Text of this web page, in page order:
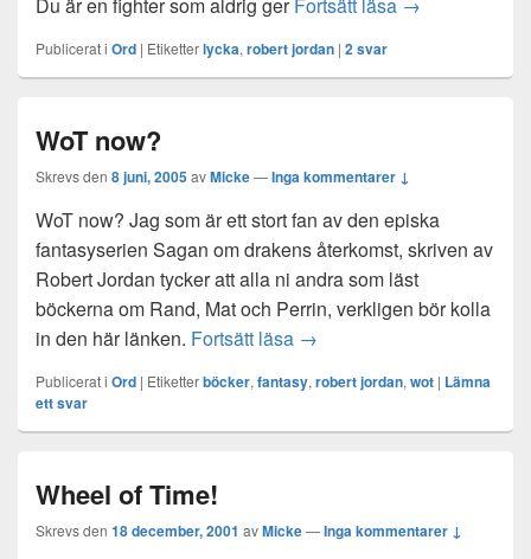
Du är en fighter som aldrig ger Fortsätt läsa →
Publicerat i Ord | Etiketterlycka,robert jordan | 2svar
WoT now?
Skrevs den 8 juni, 2005avMicke—Inga kommentarer ↓
WoT now? Jag som är ett stort fan av den episka
fantasyserien Sagan om drakens återkomst, skriven av
Robert Jordan tycker att alla ni andra som läst
böckerna om Rand, Mat och Perrin, verkligen bör kolla
in den här länken. Fortsätt läsa WoT now?
→
Publicerat i Ord | Etiketterböcker,fantasy,robert jordan,wot | Lämna
ett svar
Wheel of Time!
Skrevs den 18 december, 2001 avMicke—Inga kommentarer ↓